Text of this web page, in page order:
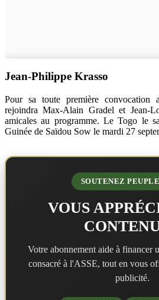
Jean-Philippe Krasso
Pour sa toute première convocation
rejoindra Max-Alain Gradel et Jean-
amicales au programme. Le Togo le
Guinée de Saïdou Sow le mardi 27
SOUTENEZ
VOUS
Votre abonnement aide à financer
consacré à l'ASSE, tout en vous
publicité.